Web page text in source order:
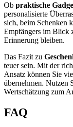
Ob praktische
personalisierte
sich, beim Schenken
Empfängers im Blick
Erinnerung bleiben.
Das Fazit zu
teuer sein. Mit der
Ansatz können Sie
übernehmen. Nutzen
Wertschätzung zum
FAQ